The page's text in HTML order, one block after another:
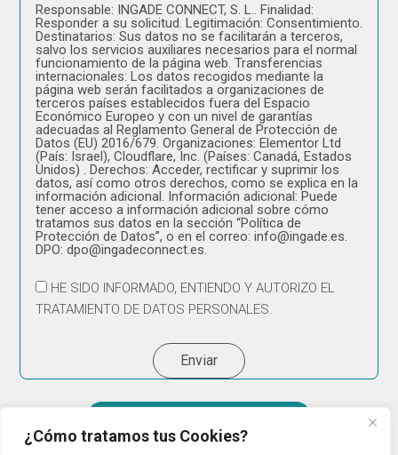
¿Cómo tratamos tus Cookies?
Responsable: INGADE CONNECT, S. L.. Finalidad:
Responder a su solicitud. Legitimación: Consentimiento.
Destinatarios: Sus datos no se facilitarán a terceros,
salvo los servicios auxiliares necesarios para el normal
funcionamiento de la página web. Transferencias
internacionales: Los datos recogidos mediante la
página web serán facilitados a organizaciones de
terceros países establecidos fuera del Espacio
Económico Europeo y con un nivel de garantías
adecuadas al Reglamento General de Protección de
Datos (EU) 2016/679. Organizaciones: Elementor Ltd
(País: Israel), Cloudflare, Inc. (Países: Canadá, Estados
Unidos) . Derechos: Acceder, rectificar y suprimir los
datos, así como otros derechos, como se explica en la
información adicional. Información adicional: Puede
tener acceso a información adicional sobre cómo
tratamos sus datos en la sección “Política de
Protección de Datos”, o en el correo: info@ingade.es.
DPO: dpo@ingadeconnect.es.
HE SIDO INFORMADO, ENTIENDO Y AUTORIZO EL
TRATAMIENTO DE DATOS PERSONALES.
Enviar